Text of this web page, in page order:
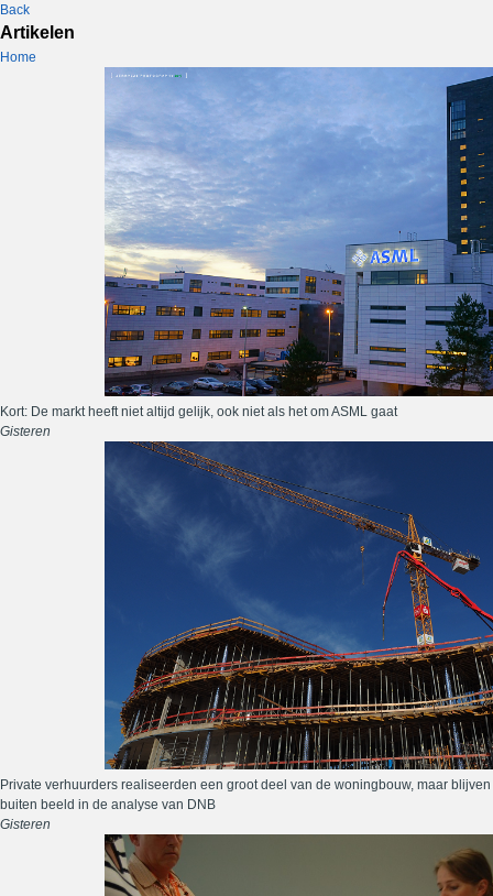
Back
Artikelen
Home
Kort: De markt heeft niet altijd gelijk, ook niet als het om ASML gaat
Gisteren
Private verhuurders realiseerden een groot deel van de woningbouw, maar blijven
buiten beeld in de analyse van DNB
Gisteren